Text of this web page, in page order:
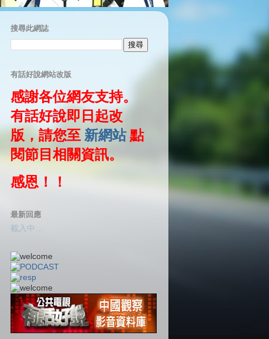
搜尋此網誌
有話好說網站改版
感謝各位網友支持。
有話好說即日起改
版，請您至 新網站點
閱節目相關資訊。
感恩！！
最新回應
載入中…